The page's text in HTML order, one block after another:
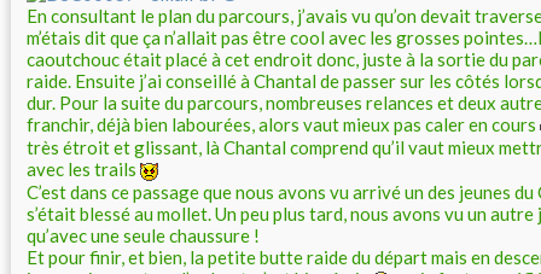
En consultant le plan du parcours, j’avais vu qu’on devait
m’étais dit que ça n’allait pas être cool avec les grosses
caoutchouc était placé à cet endroit donc, juste à la sortie du
raide. Ensuite j’ai conseillé à Chantal de passer sur les côtés
dur. Pour la suite du parcours, nombreuses relances et deux
franchir, déjà bien labourées, alors vaut mieux pas caler en cours
très étroit et glissant, là Chantal comprend qu’il vaut mieux
avec les trails
C’est dans ce passage que nous avons vu arrivé un des jeunes
s’était blessé au mollet. Un peu plus tard, nous avons vu un
qu’avec une seule chaussure !
Et pour finir, et bien, la petite butte raide du départ mais en